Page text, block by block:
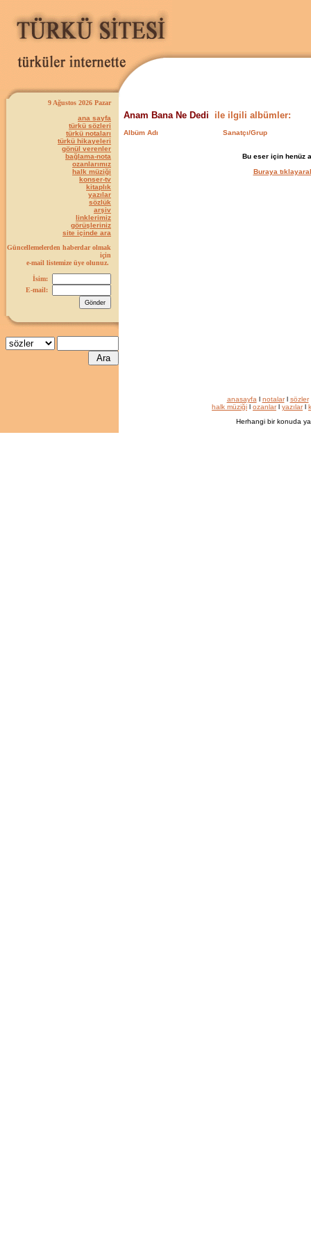
9 Ağustos 2026 Pazar
ana sayfa
türkü sözleri
türkü notaları
türkü hikayeleri
gönül verenler
bağlama-nota
ozanlarımız
halk müziği
konser-tv
kitaplık
yazılar
sözlük
arşiv
linklerimiz
görüşleriniz
site içinde ara
Güncellemelerden haberdar olmak
için
e-mail listemize üye olunuz.
İsim:
E-mail:
Anam Bana Ne Dedi ile ilgili albümler:
Albüm Adı Sanatçı/Grup
Bu eser için henüz
Buraya
anasayfa l notalarl sözler
halk müziği l ozanlarl yazılarl
Herhangi bir konuda